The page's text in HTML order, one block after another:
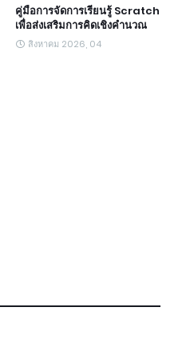
คู่มือการจัดการเรียนรู้ Scratch
เพื่อส่งเสริมการคิดเชิงคำนวณ
สิงหาคม 2026, 04